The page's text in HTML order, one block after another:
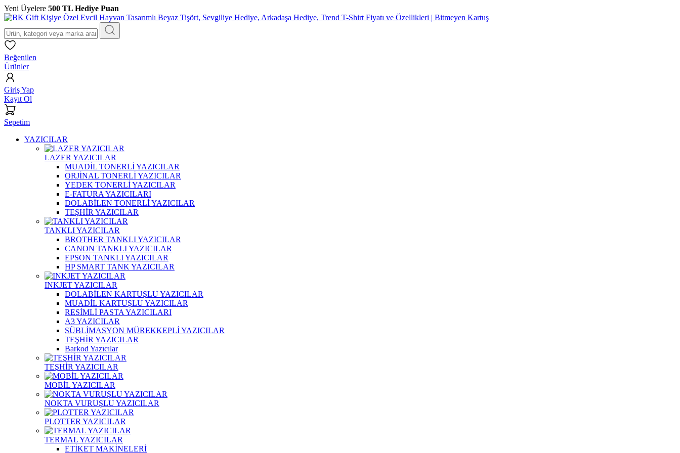
Yeni Üyelere 500 TL Hediye Puan
Beğenilen
Ürünler
Giriş Yap
Kayıt Ol
Sepetim
YAZICILAR
LAZER YAZICILAR
MUADİL TONERLİ YAZICILAR
ORJİNAL TONERLİ YAZICILAR
YEDEK TONERLİ YAZICILAR
E-FATURA YAZICILARI
DOLABİLEN TONERLİ YAZICILAR
TEŞHİR YAZICILAR
TANKLI YAZICILAR
BROTHER TANKLI YAZICILAR
CANON TANKLI YAZICILAR
EPSON TANKLI YAZICILAR
HP SMART TANK YAZICILAR
INKJET YAZICILAR
DOLABİLEN KARTUŞLU YAZICILAR
MUADİL KARTUŞLU YAZICILAR
RESİMLİ PASTA YAZICILARI
A3 YAZICILAR
SÜBLİMASYON MÜREKKEPLİ YAZICILAR
TEŞHİR YAZICILAR
Barkod Yazıcılar
TEŞHİR YAZICILAR
MOBİL YAZICILAR
NOKTA VURUŞLU YAZICILAR
PLOTTER YAZICILAR
TERMAL YAZICILAR
ETİKET MAKİNELERİ